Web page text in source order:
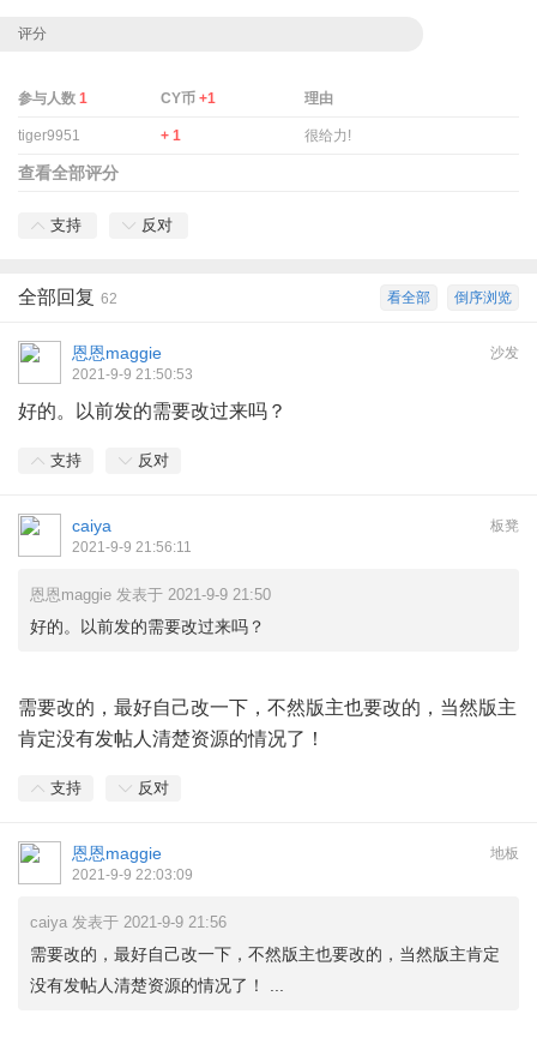
评分
参与人数 1 CY币+1 理由
tiger9951 + 1 很给力!
查看全部评分
支持 反对
倒序浏览
看全部
全部回复 62
沙发
恩恩maggie
2021-9-9 21:50:53
好的。以前发的需要改过来吗？
支持 反对
板凳
caiya
2021-9-9 21:56:11
恩恩maggie 发表于 2021-9-9 21:50
好的。以前发的需要改过来吗？
需要改的，最好自己改一下，不然版主也要改的，当然版主
肯定没有发帖人清楚资源的情况了！
支持 反对
地板
恩恩maggie
2021-9-9 22:03:09
caiya 发表于 2021-9-9 21:56
需要改的，最好自己改一下，不然版主也要改的，当然版主肯定
没有发帖人清楚资源的情况了！ ...